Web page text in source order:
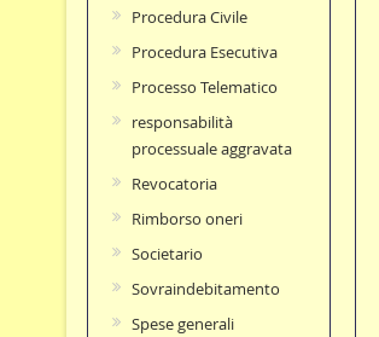
Procedura Civile
Procedura Esecutiva
Processo Telematico
responsabilità
processuale aggravata
Revocatoria
Rimborso oneri
Societario
Sovraindebitamento
Spese generali